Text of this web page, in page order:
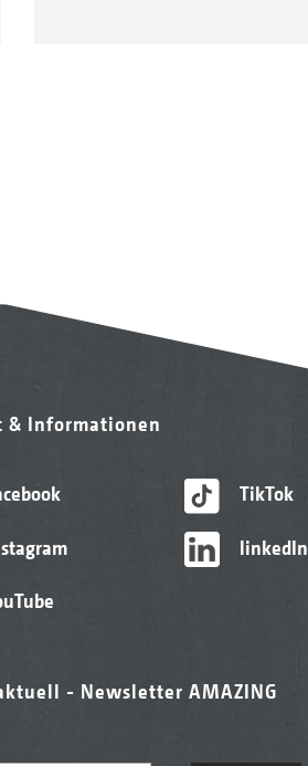
& Informationen
TikTok
linkedIn
- Newsletter AMAZING